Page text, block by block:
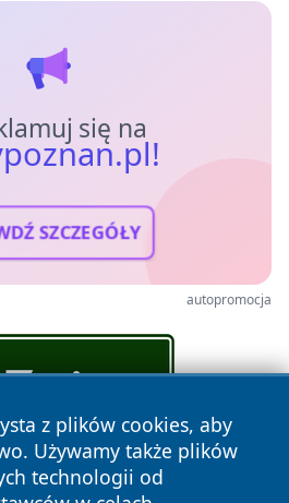
się na
SZCZEGÓŁY
autopromocja
z plików cookies, aby
Używamy także plików
technologii od